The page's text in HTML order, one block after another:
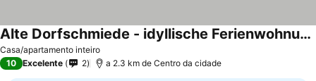
Casa/apartamento inteiro
Alte Dorfschmiede - idyllische Ferienwohnung in Meschede-Calle
10 Excelente 2 a 2.3 km de Centro da cidade